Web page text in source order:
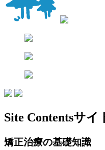
Site Contentsサイ
矯正治療の基礎知識